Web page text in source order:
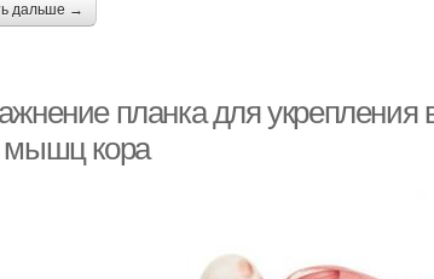
дальше →
планка для
мышц кора